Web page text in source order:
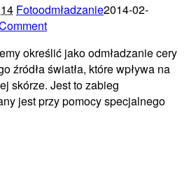
Fotoodmładzanie2014-02-
określić jako odmładzanie cery
źródła światła, które wpływa na
skórze. Jest to zabieg
jest przy pomocy specjalnego